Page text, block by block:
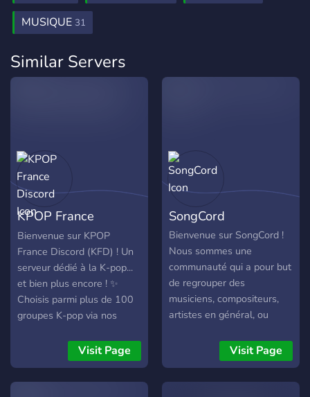
MUSIQUE 31
Similar Servers
KPOP France
Discord
Bienvenue sur KPOP
France Discord (KFD) ! Un
serveur dédié à la K-pop...
et bien plus encore ! ✨
Choisis parmi plus de 100
groupes K-pop via nos
impossible de ne pas
trouver tes favoris ! 🎮
Participe à nos évents
Visit Page
SongCord
Bienvenue sur SongCord !
Nous sommes une
communauté qui a pour but
de regrouper des
musiciens, compositeurs,
artistes en général, ou
passionnés de musique !
Vous retrouverez de
nombreux channels pour
Visit Page